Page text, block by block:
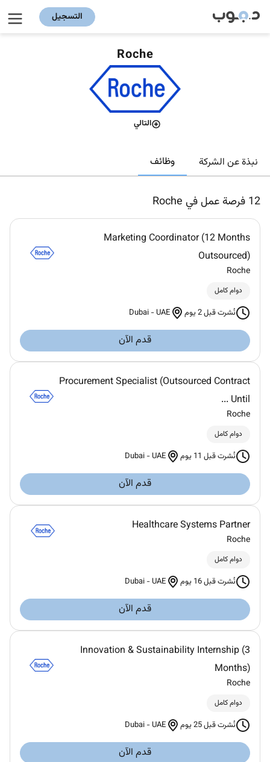
التسجيل
Roche
التالي
نبذة عن الشركة وظائف
12 فرصة عمل في Roche
Marketing Coordinator (12 Months
Outsourced)
Roche
دوام كامل
نُشرت قبل 2 يوم Dubai -UAE
قدم الآن
Procurement Specialist (Outsourced Contract
Until ...
Roche
دوام كامل
نُشرت قبل 11 يوم Dubai -UAE
قدم الآن
Healthcare Systems Partner
Roche
دوام كامل
نُشرت قبل 16 يوم Dubai -UAE
قدم الآن
Innovation & Sustainability Internship (3
Months)
Roche
دوام كامل
نُشرت قبل 25 يوم Dubai -UAE
قدم الآن